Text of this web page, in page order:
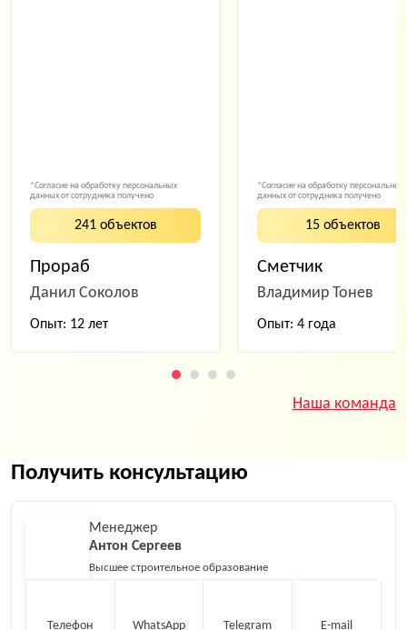
*Согласие на обработку персональных
данных от сотрудника получено
241 объектов
Прораб
Данил Соколов
Опыт: 12 лет
*Согласие на обработку персональных
данных от сотрудника получено
15 объектов
Сметчик
Владимир Тонев
Опыт: 4 года
Наша команда
Получить консультацию
Менеджер
Антон Сергеев
Высшее строительное образование
Телефон WhatsApp Telegram E-mail